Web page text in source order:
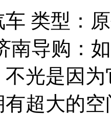
车 类型：
南导购：
光是因
有超大的